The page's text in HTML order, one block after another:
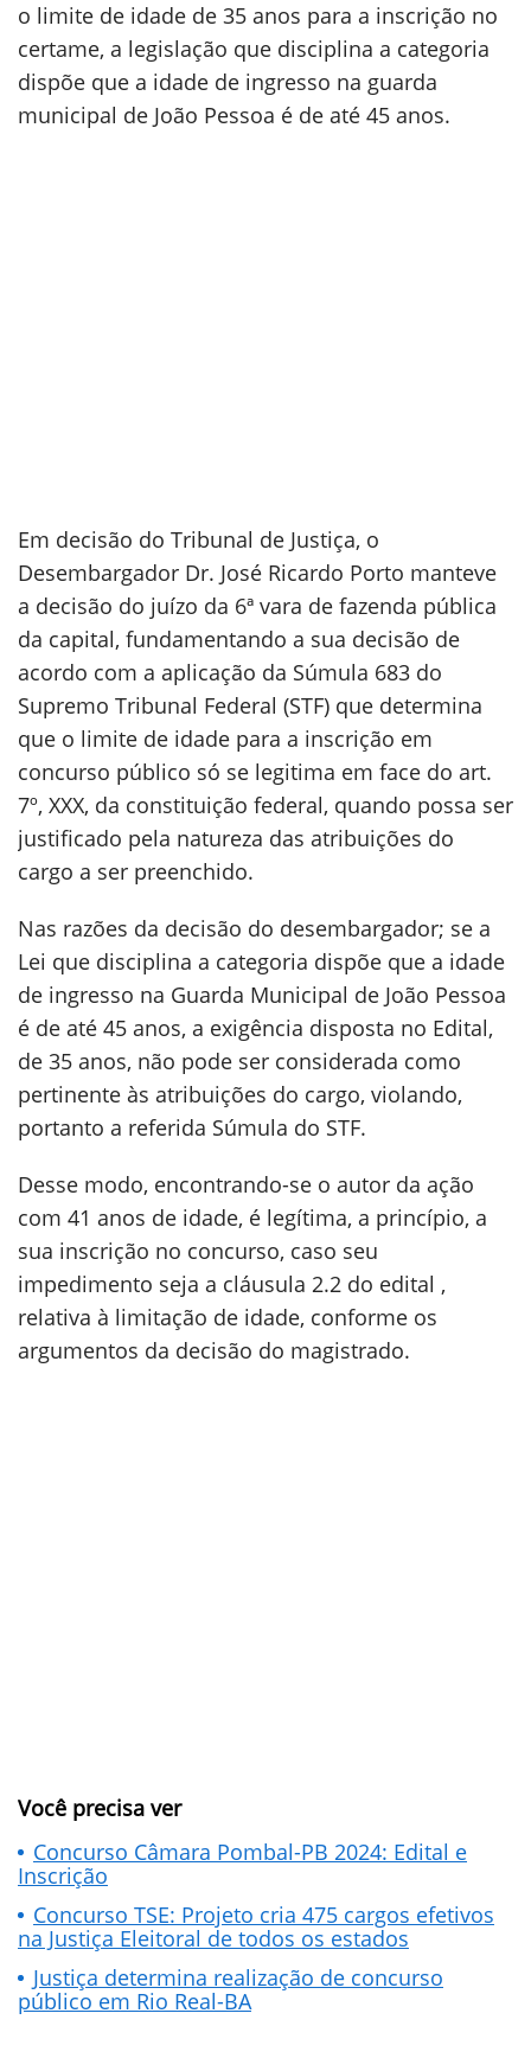
o limite de idade de 35 anos para a inscrição no
certame, a legislação que disciplina a categoria
dispõe que a idade de ingresso na guarda
municipal de João Pessoa é de até 45 anos.
Em decisão do Tribunal de Justiça, o
Desembargador Dr. José Ricardo Porto manteve
a decisão do juízo da 6ª vara de fazenda pública
da capital, fundamentando a sua decisão de
acordo com a aplicação da Súmula 683 do
Supremo Tribunal Federal (STF) que determina
que o limite de idade para a inscrição em
concurso público só se legitima em face do art.
7º, XXX, da constituição federal, quando possa ser
justificado pela natureza das atribuições do
cargo a ser preenchido.
Nas razões da decisão do desembargador; se a
Lei que disciplina a categoria dispõe que a idade
de ingresso na Guarda Municipal de João Pessoa
é de até 45 anos, a exigência disposta no Edital,
de 35 anos, não pode ser considerada como
pertinente às atribuições do cargo, violando,
portanto a referida Súmula do STF.
Desse modo, encontrando-se o autor da ação
com 41 anos de idade, é legítima, a princípio, a
sua inscrição no concurso, caso seu
impedimento seja a cláusula 2.2 do edital ,
relativa à limitação de idade, conforme os
argumentos da decisão do magistrado.
Você precisa ver
Concurso Câmara Pombal-PB 2024: Edital e
Inscrição
Concurso TSE: Projeto cria 475 cargos efetivos
na Justiça Eleitoral de todos os estados
Justiça determina realização de concurso
público em Rio Real-BA